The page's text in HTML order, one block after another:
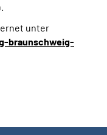
unter
braunschweig-